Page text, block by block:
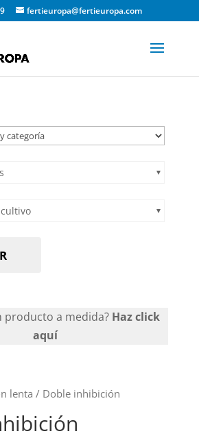
fertieuropa@fertieuropa.com
lenta / Doble inhibición
producto a medida? Haz click
aquí